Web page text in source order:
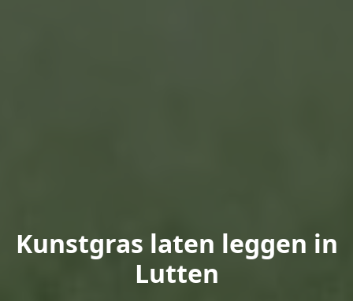
Kunstgras laten leggen in
Lutten